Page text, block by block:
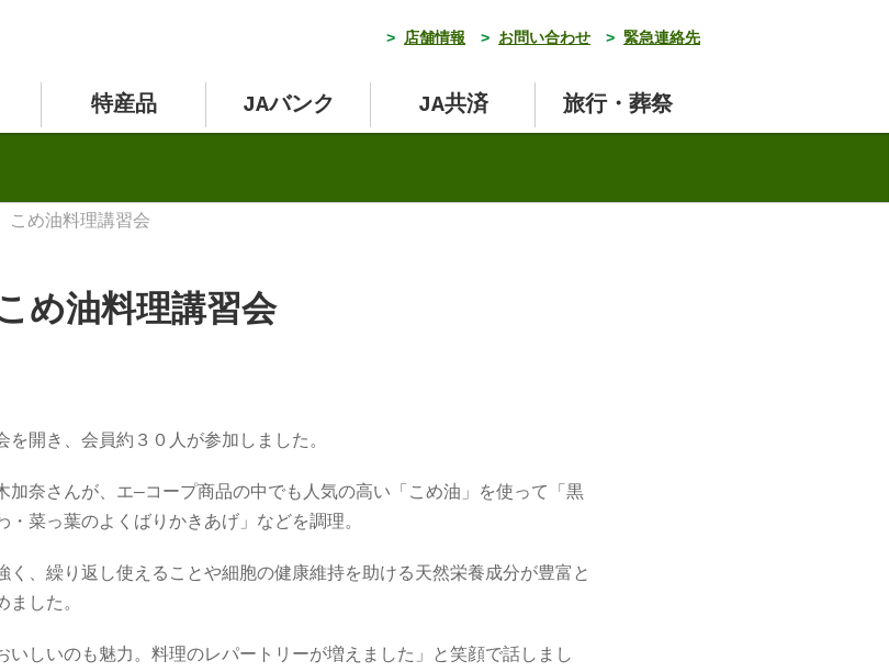
> 店舗情報 > お問い合わせ > 緊急連絡先
特産品 JAバンク JA共済 旅行・葬祭
め油料理講習会
め油料理講習会
開き、会員約３０人が参加しました。
加奈さんが、エ―コープ商品の中でも人気の高い「こめ油」を使って「黒
菜っ葉のよくばりかきあげ」などを調理。
、繰り返し使えることや細胞の健康維持を助ける天然栄養成分が豊富と
した。
しいのも魅力。料理のレパートリーが増えました」と笑顔で話しまし